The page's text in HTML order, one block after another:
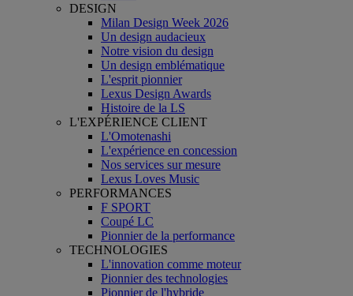
DESIGN
Milan Design Week 2026
Un design audacieux
Notre vision du design
Un design emblématique
L'esprit pionnier
Lexus Design Awards
Histoire de la LS
L'EXPÉRIENCE CLIENT
L'Omotenashi
L'expérience en concession
Nos services sur mesure
Lexus Loves Music
PERFORMANCES
F SPORT
Coupé LC
Pionnier de la performance
TECHNOLOGIES
L'innovation comme moteur
Pionnier des technologies
Pionnier de l'hybride